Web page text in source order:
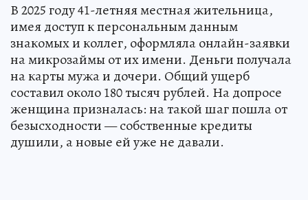
В 2025 году 41-летняя местная жительница,
имея доступ к персональным данным
знакомых и коллег, оформляла онлайн-заявки
на микрозаймы от их имени. Деньги получала
на карты мужа и дочери. Общий ущерб
составил около 180 тысяч рублей. На допросе
женщина призналась: на такой шаг пошла от
безысходности — собственные кредиты
душили, а новые ей уже не давали.